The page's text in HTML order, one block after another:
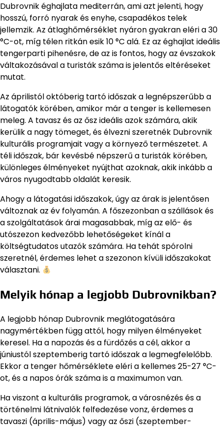
Dubrovnik éghajlata mediterrán, ami azt jelenti, hogy
hosszú, forró nyarak és enyhe, csapadékos telek
jellemzik. Az átlaghőmérséklet nyáron gyakran eléri a 30
°C-ot, míg télen ritkán esik 10 °C alá. Ez az éghajlat ideális
tengerparti pihenésre, de az is fontos, hogy az évszakok
váltakozásával a turisták száma is jelentős eltéréseket
mutat.
Az áprilistól októberig tartó időszak a legnépszerűbb a
látogatók körében, amikor már a tenger is kellemesen
meleg. A tavasz és az ősz ideális azok számára, akik
kerülik a nagy tömeget, és élvezni szeretnék Dubrovnik
kulturális programjait vagy a környező természetet. A
téli időszak, bár kevésbé népszerű a turisták körében,
különleges élményeket nyújthat azoknak, akik inkább a
város nyugodtabb oldalát keresik.
Ahogy a látogatási időszakok, úgy az árak is jelentősen
változnak az év folyamán. A főszezonban a szállások és
a szolgáltatások árai magasabbak, míg az elő- és
utószezon kedvezőbb lehetőségeket kínál a
költségtudatos utazók számára. Ha tehát spórolni
szeretnél, érdemes lehet a szezonon kívüli időszakokat
választani.
Melyik hónap a legjobb Dubrovnikban?
A legjobb hónap Dubrovnik meglátogatására
nagymértékben függ attól, hogy milyen élményeket
keresel. Ha a napozás és a fürdőzés a cél, akkor a
júniustól szeptemberig tartó időszak a legmegfelelőbb.
Ekkor a tenger hőmérséklete eléri a kellemes 25-27 °C-
ot, és a napos órák száma is a maximumon van.
Ha viszont a kulturális programok, a városnézés és a
történelmi látnivalók felfedezése vonz, érdemes a
tavaszi (április-május) vagy az őszi (szeptember-